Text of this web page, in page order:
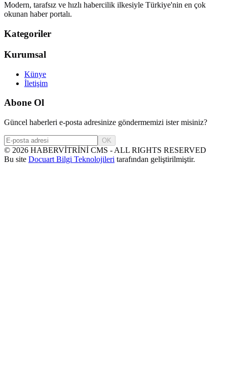
Modern, tarafsız ve hızlı habercilik ilkesiyle Türkiye'nin en çok
okunan haber portalı.
Kategoriler
Kurumsal
Künye
İletişim
Abone Ol
Güncel haberleri e-posta adresinize göndermemizi ister misiniz?
OK
© 2026 HABERVİTRİNİ CMS - ALL RIGHTS RESERVED
Bu site Docuart Bilgi Teknolojileri tarafından geliştirilmiştir.